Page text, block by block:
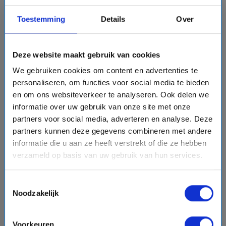
Toestemming Details Over
Deze website maakt gebruik van cookies
We gebruiken cookies om content en advertenties te
personaliseren, om functies voor social media te bieden
en om ons websiteverkeer te analyseren. Ook delen we
informatie over uw gebruik van onze site met onze
partners voor social media, adverteren en analyse. Deze
partners kunnen deze gegevens combineren met andere
informatie die u aan ze heeft verstrekt of die ze hebben
verzameld op basis van uw gebruik van hun services.
Noodzakelijk
Voorkeuren
Silversea Cruises
eventvan: 23-08-2026 - Tot: 30-08-2026
schedule8 dagen placeOost-Middellandse Zee
Vaarroute:Athene, Nafplion, Milos, Heraklion, Rhodos,
Kusadasi, Mykonos, Athene
v.a.€5782,- p.p.